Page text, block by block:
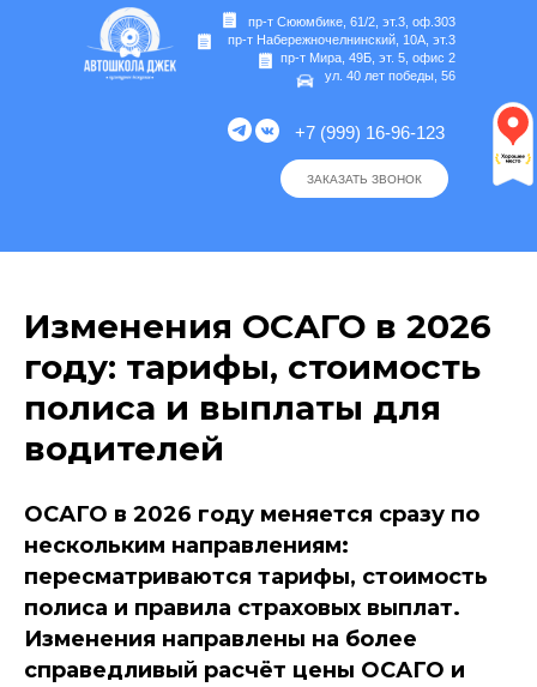
ЗАКАЗАТЬ ЗВОНОК
пр-т Сююмбике, 61/2, эт.3, оф.303
пр-т Набережночелнинский, 10А, эт.3
пр-т Мира, 49Б, эт. 5, офис 2
ул. 40 лет победы, 56
+7 (999) 16-96-123
Изменения ОСАГО в 2026
году: тарифы, стоимость
полиса и выплаты для
водителей
ОСАГО в 2026 году меняется сразу по
нескольким направлениям:
пересматриваются тарифы, стоимость
полиса и правила страховых выплат.
Изменения направлены на более
справедливый расчёт цены ОСАГО и